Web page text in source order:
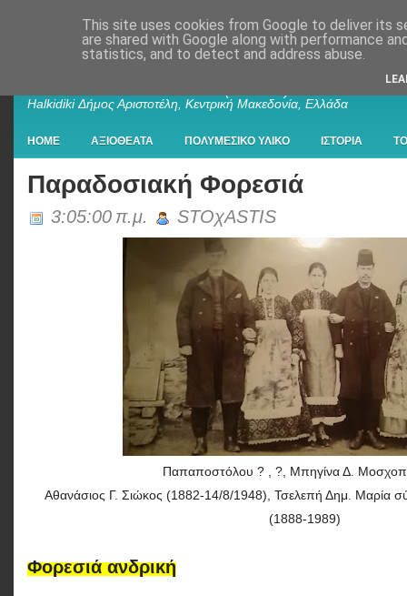
Παλαιοχώρι Χαλκιδικής
Halkidiki Δήμος Αριστοτέλη, Κεντρική Μακεδονία, Ελλάδα
HOME ΑΞΙΟΘΕΑΤΑ ΠΟΛΥΜΕΣΙΚΟ ΥΛΙΚΟ ΙΣΤΟΡΙΑ
Παραδοσιακή Φορεσιά
3:05:00 π.μ. STOχASTIS
Παπαποστόλου ? , ?, Μπηγίνα Δ.
Αθανάσιος Γ. Σιώκος (1882-14/8/1948), Τσελεπή Δημ. Μαρία
(1888-1989)
Φορεσιά ανδρική
This site uses cookies from Google to deliver its
are shared with Google along with performance
statistics, and to detect and address abuse.